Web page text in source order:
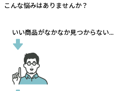
こんな悩みはありませんか？
いい商品がなかなか見つからない...